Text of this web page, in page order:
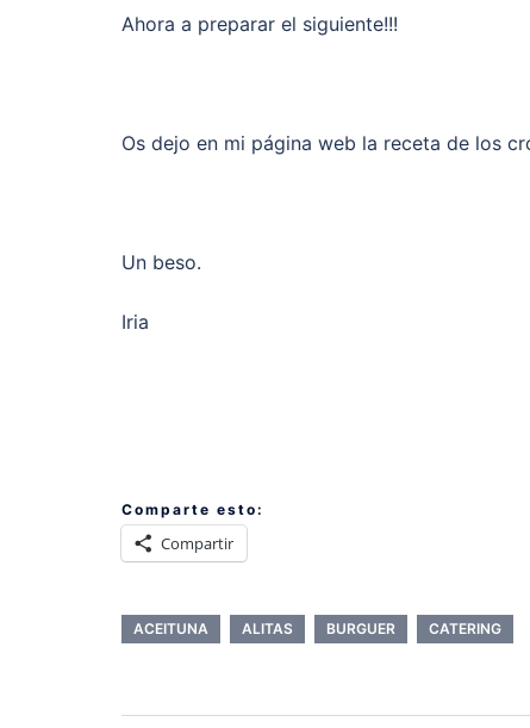
Ahora a preparar el siguiente!!!
Os dejo en mi página web la receta de los
Un beso.
Iria
Comparte esto:
Compartir
ACEITUNA ALITAS BURGUER CATERING